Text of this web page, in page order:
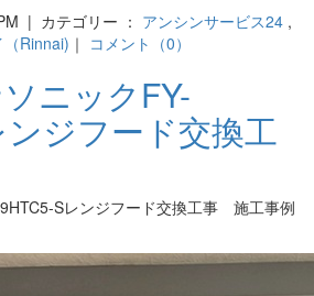
| カテゴリー ： アンシンサービス24 ,
（Rinnai) ｜ コメント（0）
ニックFY-
ジフード交換工
Sレンジフード交換工事 施工事例